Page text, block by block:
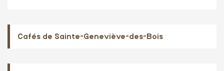
Cafés de Sainte-Geneviève-des-Bois